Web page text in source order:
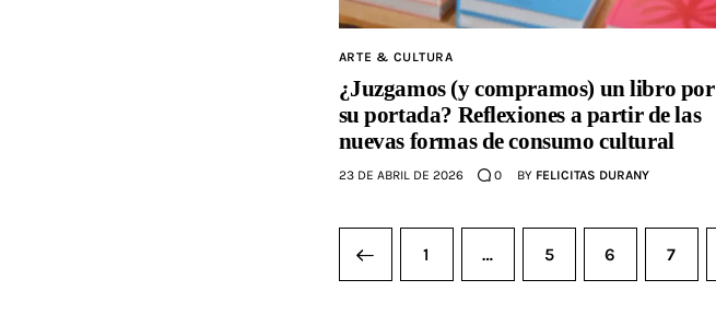
ARTE & CULTURA
¿Juzgamos (y compramos) un libro por
su portada? Reflexiones a partir de las
nuevas formas de consumo cultural
23 DE ABRIL DE 2026 0 BY FELICITAS DURANY
1 … 5 6 7